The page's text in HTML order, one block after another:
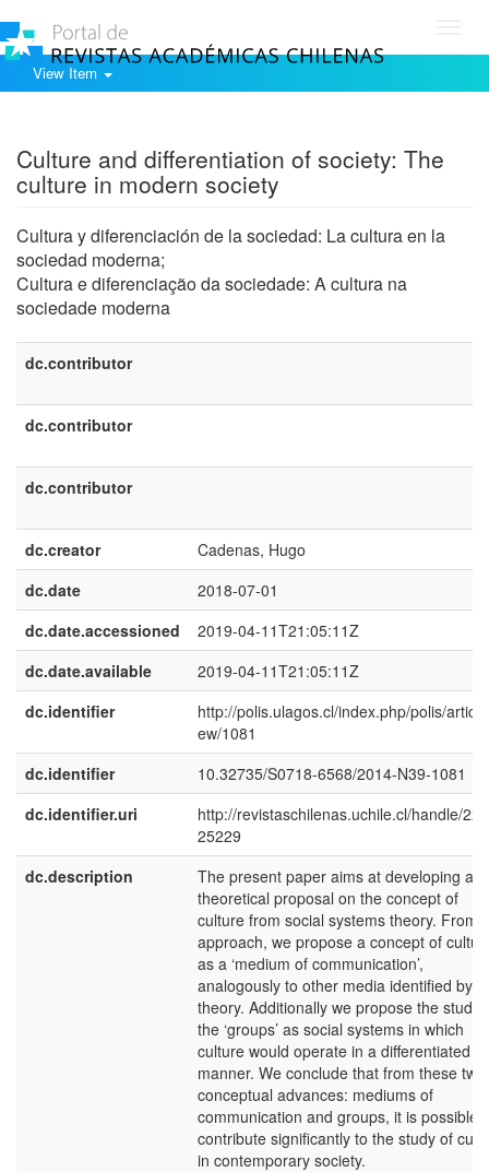
View Item
Culture and differentiation of society: The
culture in modern society
Cultura y diferenciación de la sociedad: La cultura en la
sociedad moderna;
Cultura e diferenciação da sociedade: A cultura na
sociedade moderna
dc.contributor
dc.contributor
dc.contributor
dc.creator
Cadenas, Hugo
dc.date
2018-07-01
dc.date.accessioned
2019-04-11T21:05:11Z
dc.date.available
2019-04-11T21:05:11Z
dc.identifier
http://polis.ulagos.cl/index.php/polis/
ew/1081
dc.identifier
10.32735/S0718-6568/2014-N39-1081
dc.identifier.uri
http://revistaschilenas.uchile.cl/handle/
25229
dc.description
The present paper aims at developing a
theoretical proposal on the concept of
culture from social systems theory. From
approach, we propose a concept of
as a ‘medium of communication’,
analogously to other media identified by
theory. Additionally we propose the study
the ‘groups’ as social systems in which
culture would operate in a differentiated
manner. We conclude that from these two
conceptual advances: mediums of
communication and groups, it is possible
contribute significantly to the study of
in contemporary society.